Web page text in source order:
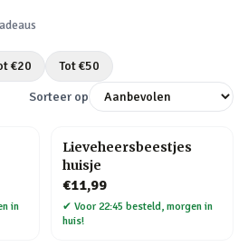
€20 Tot €50
Sorteer op
in
Lieveheersbeestjes
huisje
€11,99
✔ Voor 22:45 besteld, morgen in
huis!